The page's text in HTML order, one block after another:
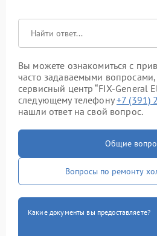
Вы можете ознакомиться с
часто задаваемыми
сервисный центр “FIX-General
следующему телефону+7 (391)
нашли ответ на свой вопрос.
Общие
Вопросы по ремонту
Какие документы вы предоставляете?